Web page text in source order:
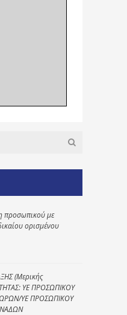
προσωπικού με
ορισμένου
(Μερικής
ΥΕ ΠΡΟΣΩΠΙΚΟΥ
ΥΕ ΠΡΟΣΩΠΙΚΟΥ